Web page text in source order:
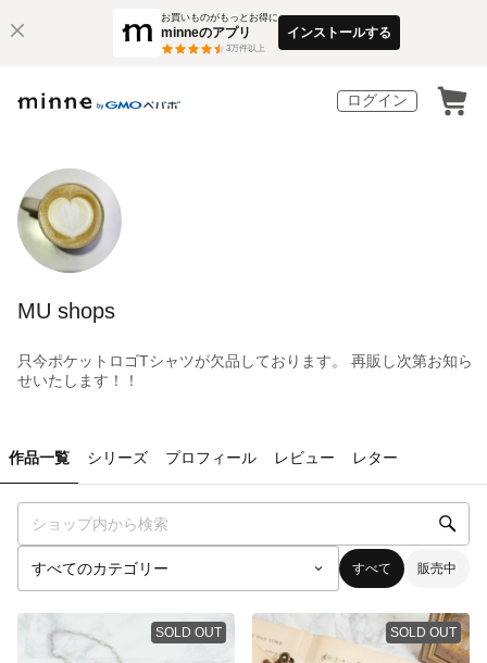
お買いものがもっとお得に
minneのアプリ
3万件以上
インストールする
ログイン
MU shops
只今ポケットロゴTシャツが欠品しております。 再販し次第お知ら
せいたします！！
作品一覧 シリーズ プロフィール レビュー レター
すべて 販売中
SOLD OUT SOLD OUT